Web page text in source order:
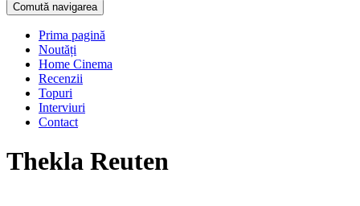
Comută navigarea
Prima pagină
Noutăți
Home Cinema
Recenzii
Topuri
Interviuri
Contact
Thekla Reuten